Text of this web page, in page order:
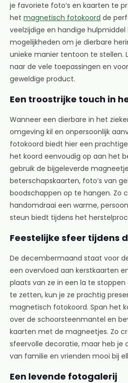
je favoriete foto’s en kaarten te
het magnetisch fotokoord de
veelzijdige en handige
mogelijkheden om je dierbare
unieke manier tentoon te stellen.
naar de vele toepassingen en
geweldige product.
Een troostrijke touch in
Wanneer een dierbare in het
omgeving kil en onpersoonlijk
fotokoord biedt hier een
het koord eenvoudig op aan het
gebruik de bijgeleverde
beterschapskaarten, foto’s van
boodschappen op te hangen. Zo
handomdraai een warme,
steun biedt tijdens het
Feestelijke sfeer tijdens
De decembermaand staat voor
een overvloed aan kerstkaarten
plaats van ze in een la te
te zetten, kun je ze prachtig
magnetisch fotokoord. Span het
over de schoorsteenmantel en
kaarten met de magneetjes. Zo
sfeervolle decoratie, maar heb je
van familie en vrienden mooi bij
Een levende fotogalerij